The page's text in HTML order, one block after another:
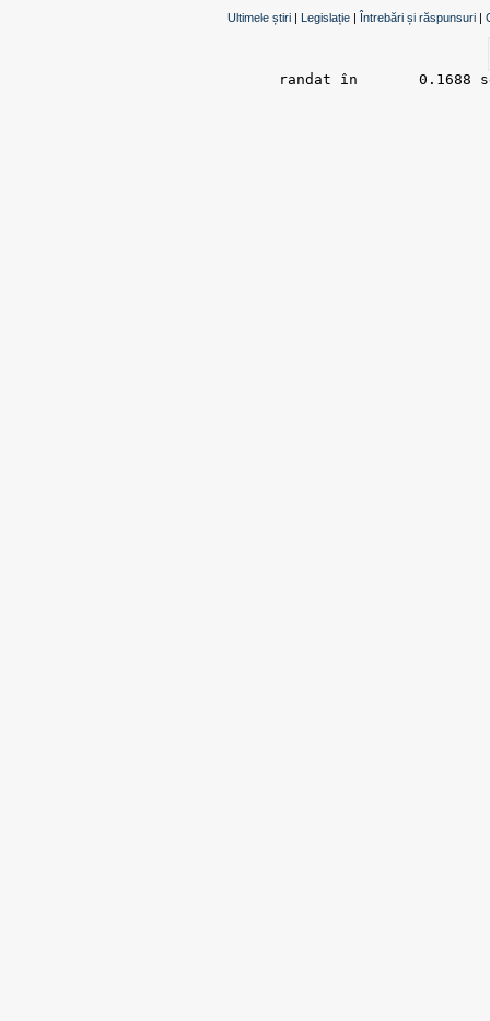
Ultimele știri | Legislație | Întrebări și răspunsuri |
randat în